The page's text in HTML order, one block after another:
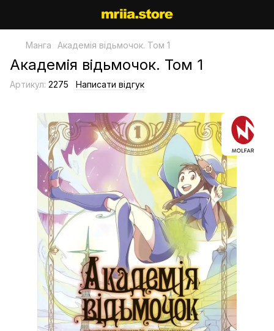
Манга Академія відьмочок. Том 1
Академія відьмочок. Том 1
Артикул: 2275 Написати відгук